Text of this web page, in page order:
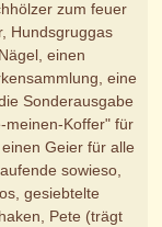
zum feuer
Hundsgruggas
einen
eine
Sonderausgabe
meinen-Koffer" für
Geier für alle
sowieso,
gesiebtelte
Pete (trägt